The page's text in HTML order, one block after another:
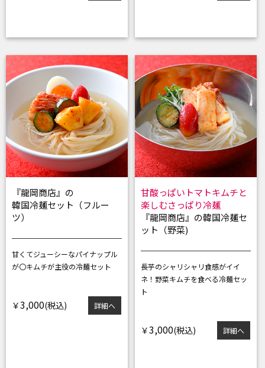
『龍岡商店』の
韓国冷麺セット（フルー
ツ）
甘くてジューシーなパイナップル
が〇キムチが主役の冷麺セット
￥3,000 詳細へ
甘酸っぱいトマトキムチと
楽しむさっぱり冷麺
『龍岡商店』の韓国冷麺セ
ット（野菜)
長芋のシャリシャリ食感がイイ
ネ！ 野菜キムチを食べる冷麺セッ
ト
￥3,000 詳細へ